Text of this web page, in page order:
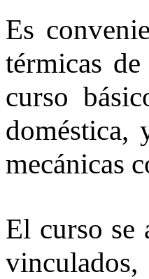
Es
térmicas
curso
doméstica,
mecánicas
El curso se